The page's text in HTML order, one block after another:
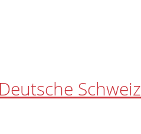
Schweiz